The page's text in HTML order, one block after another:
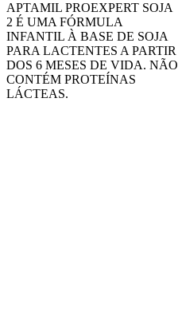
APTAMIL PROEXPERT SOJA
2 É UMA FÓRMULA
INFANTIL À BASE DE SOJA
PARA LACTENTES A PARTIR
DOS 6 MESES DE VIDA. NÃO
CONTÉM PROTEÍNAS
LÁCTEAS.